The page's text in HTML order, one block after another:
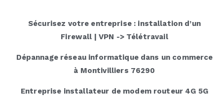
Sécurisez votre entreprise : installation d’un
Firewall | VPN -> Télétravail
Dépannage réseau informatique dans un commerce
à Montivilliers 76290
Entreprise installateur de modem routeur 4G 5G